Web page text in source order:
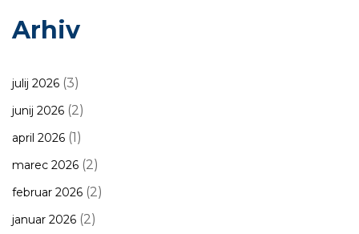
Arhiv
julij 2026 (3)
junij 2026 (2)
april 2026 (1)
marec 2026 (2)
februar 2026 (2)
januar 2026 (2)